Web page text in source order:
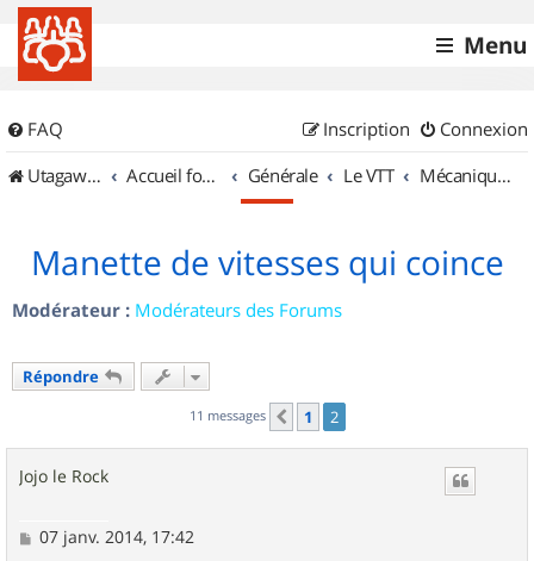
Menu
FAQ Connexion
Inscription
UtagawaVTT (Randos VTT et VTTAE avec traces GPS)
Accueil forum Générale Le VTT Mécanique et Entretiens
Manette de vitesses qui coince
Modérateur : Modérateurs des Forums
Répondre
11 messages Précédent
1 2
Jojo le Rock
M
07 janv. 2014, 17:42